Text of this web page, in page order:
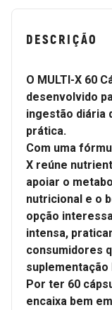
DESCRIÇÃO
O MULTI-X 60
desenvolvido
ingestão diária
prática.
Com uma
X reúne
apoiar o
nutricional e o
opção
intensa,
consumidores
suplementação
Por ter 60
encaixa bem